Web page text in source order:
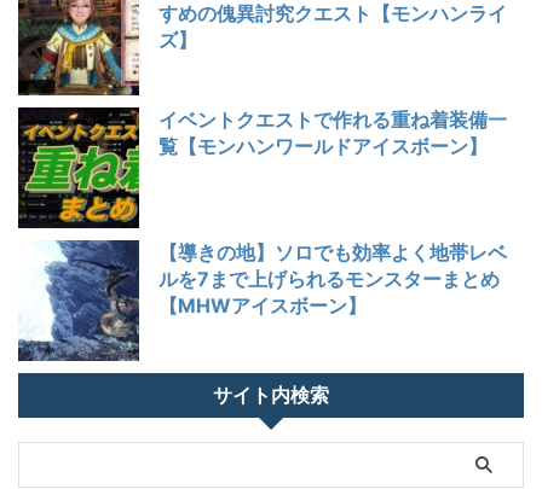
すめの傀異討究クエスト【モンハンライ
ズ】
イベントクエストで作れる重ね着装備一
覧【モンハンワールドアイスボーン】
【導きの地】ソロでも効率よく地帯レベ
ルを7まで上げられるモンスターまとめ
【MHWアイスボーン】
サイト内検索